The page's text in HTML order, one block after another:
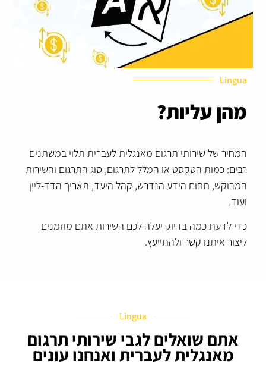
Lingua
מהן עליות?
המחיר של שירותי תרגום מאנגלית לעברית תלוי במשתנים
רבים: כמות הטקסט או המלל לתרגום, סוג התרגום והשירות
המבוקש, תחום הידע הנדרש, קהל היעד, תאריך הדד-ליין
ועוד.
כדי לדעת כמה בדיוק יעלה לכם השירות אתם מוזמנים
ליצור איתנו קשר ולהתייעץ.
Lingua
אתם שואלים לגבי שירותי תרגום
מאנגלית לעברית ואנחנו עונים